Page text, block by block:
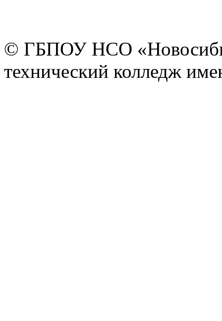
© ГБПОУ НСО
технический колледж